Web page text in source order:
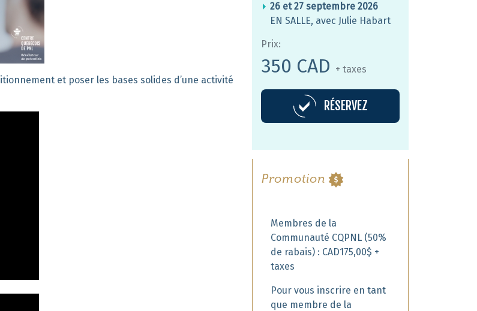
et poser les bases solides d’une activité
26 et 27 septembre 2026
EN SALLE, avec Julie Habart
Prix:
350 CAD + taxes
RÉSERVEZ
Promotion
Membres de la
Communauté CQPNL (50%
de rabais) : CAD175,00$ +
taxes
Pour vous inscrire en tant
que membre de la